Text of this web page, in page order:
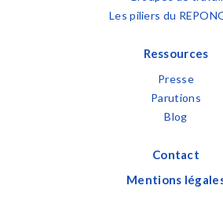
Les piliers du
Ressources
Presse
Parutions
Blog
Contact
Mentions